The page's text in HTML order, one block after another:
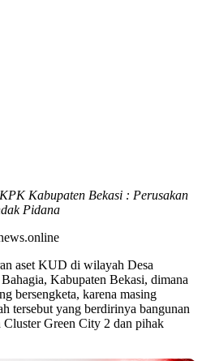
Kabupaten Bekasi : Perusakan
Pidana
aset KUD di wilayah Desa
Kabupaten Bekasi, dimana
bersengketa, karena masing
tersebut yang berdirinya bangunan
Green City 2 dan pihak